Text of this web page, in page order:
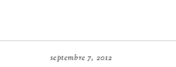
septembre 7, 2012